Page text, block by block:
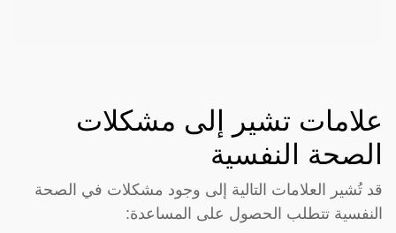
علامات تشير إلى مشكلات
الصحة النفسية
قد تُشير العلامات التالية إلى وجود مشكلات في الصحة
النفسية تتطلب الحصول على المساعدة: